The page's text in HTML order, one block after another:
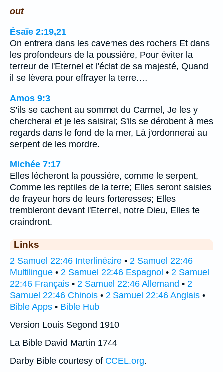
out
Ésaïe 2:19,21
On entrera dans les cavernes des rochers Et dans
les profondeurs de la poussière, Pour éviter la
terreur de l'Eternel et l'éclat de sa majesté, Quand
il se lèvera pour effrayer la terre.…
Amos 9:3
S'ils se cachent au sommet du Carmel, Je les y
chercherai et je les saisirai; S'ils se dérobent à mes
regards dans le fond de la mer, Là j'ordonnerai au
serpent de les mordre.
Michée 7:17
Elles lécheront la poussière, comme le serpent,
Comme les reptiles de la terre; Elles seront saisies
de frayeur hors de leurs forteresses; Elles
trembleront devant l'Eternel, notre Dieu, Elles te
craindront.
Links
2 Samuel 22:46 Interlinéaire • 2 Samuel 22:46
Multilingue • 2 Samuel 22:46 Espagnol • 2 Samuel
22:46 Français • 2 Samuel 22:46 Allemand • 2
Samuel 22:46 Chinois • 2 Samuel 22:46 Anglais •
Bible Apps • Bible Hub
Version Louis Segond 1910
La Bible David Martin 1744
Darby Bible courtesy of CCEL.org.